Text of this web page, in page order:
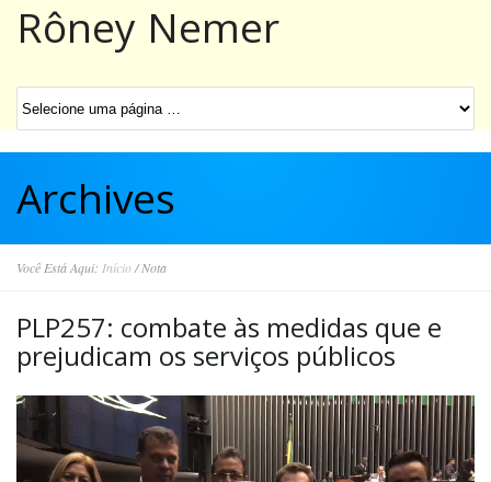
Rôney Nemer
Archives
Você Está Aqui: Início/Nota
PLP257: combate às medidas que e
prejudicam os serviços públicos
Tocador
vídeo